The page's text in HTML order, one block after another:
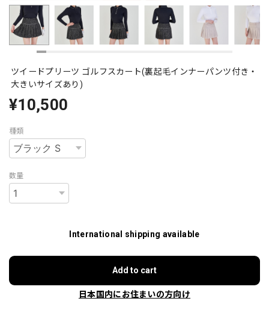
ツイードプリーツ ゴルフスカート(裏起毛インナーパンツ付き・
大きいサイズあり)
¥10,500
種類
数量
International shipping available
Add to cart
日本国内にお住まいの方向け